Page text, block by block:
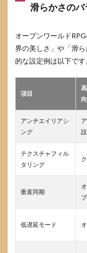
滑らかさの
オープンワールド
界の美しさ」や「滑
的な設定例は以下です
項目
アンチエイリアシ
ング
テクスチャフィル
タリング
垂直同期
ブ
低遅延モード